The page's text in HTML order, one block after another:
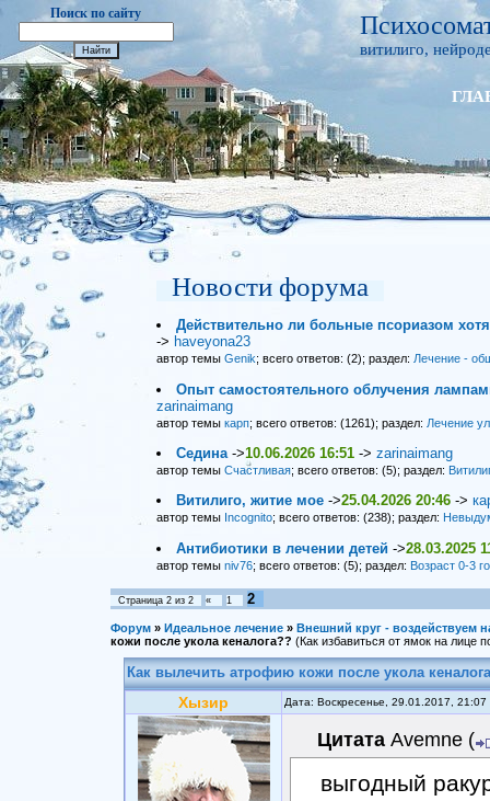
Поиск по сайту
витилиго,
Новости форума
Действительно ли больные псориазом
-> haveyona23
автор темы Genik; всего ответов: (2); раздел: Лечение -
Опыт самостоятельного облучения
zarinaimang
автор темы карп; всего ответов: (1261); раздел: Лечение
Седина ->10.06.2026 16:51 ->zarinaimang
автор темы Счастливая; всего ответов: (5); раздел:
Витилиго, житие мое ->25.04.2026 20:46 ->
автор темы Incognito; всего ответов: (238); раздел:
Антибиотики в лечении детей ->28.03.2025
автор темы niv76; всего ответов: (5); раздел: Возраст 0-3
Страница 2 из 2 « 1 2
Форум » Идеальное лечение » Внешний круг - воздействуем
кожи после укола кеналога?? (Как избавиться от ямок на лице
Как вылечить атрофию кожи после укола
Хызир Дата: Воскресенье, 29.01.2017,
Цитата Avemne (
выгодный